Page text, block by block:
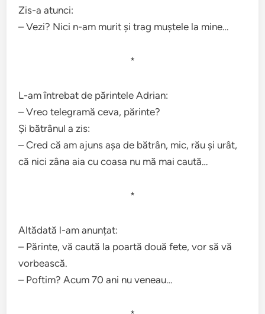
Zis-a atunci:
– Vezi? Nici n-am murit și trag muștele la mine…
*
L-am întrebat de părintele Adrian:
– Vreo telegramă ceva, părinte?
Și bătrânul a zis:
– Cred că am ajuns așa de bătrân, mic, rău și urât,
că nici zâna aia cu coasa nu mă mai caută…
*
Altădată l-am anunțat:
– Părinte, vă caută la poartă două fete, vor să vă
vorbească.
– Poftim? Acum 70 ani nu veneau…